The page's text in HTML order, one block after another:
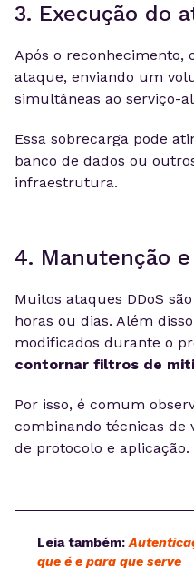
3. Execução do
Após o reconhecimento,
ataque, enviando um
simultâneas ao serviço-
Essa sobrecarga pode
banco de dados ou
infraestrutura.
4. Manutenção
Muitos ataques DDoS
horas ou dias. Além
modificados durante o
contornar filtros de
Por isso, é comum
combinando técnicas de
de protocolo e aplicação.
Leia também:
que é e para que serve